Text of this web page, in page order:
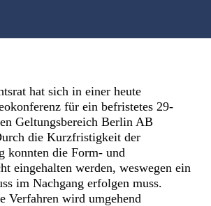
hat sich in einer heute
für ein befristetes 29-
Geltungsbereich Berlin AB
die Kurzfristigkeit der
konnten die Form- und
eingehalten werden, weswegen ein
im Nachgang erfolgen muss.
Verfahren wird umgehend